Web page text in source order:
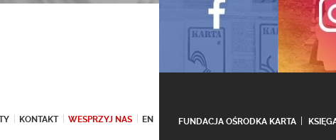
KONTAKT WESPRZYJ NAS EN FUNDACJA OŚRODKA KARTA